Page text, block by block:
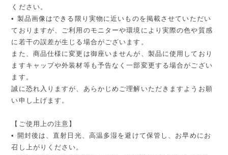
ください。
• 製品画像はできる限り実物に近いものを掲載させていただい
ておりますが、ご利用のモニターや環境により実際の色や質感
に若干の誤差が生じる場合がございます。
また、商品仕様に変更は御座いませんが、製品に使用しており
ますキャップや外装材等も予告なく一部変更する場合がござい
ます。
誠に恐れ入りますが、あらかじめご理解いただきますようお願
い申し上げます。
【ご使用上の注意】
• 開封後は、直射日光、高温多湿を避けて保管し、お早めにお
召し上がりください。